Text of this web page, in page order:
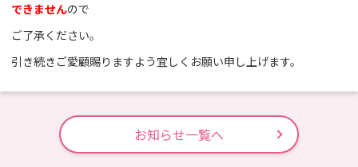
できませんので
ご了承ください。
引き続きご愛顧賜りますよう宜しくお願い申し上げます。
お知らせ一覧へ